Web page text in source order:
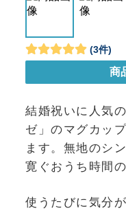
結婚祝いに人気
ゼ」のマグカッ
ます。無地のシ
寛ぐおうち時間
使うたびに気分